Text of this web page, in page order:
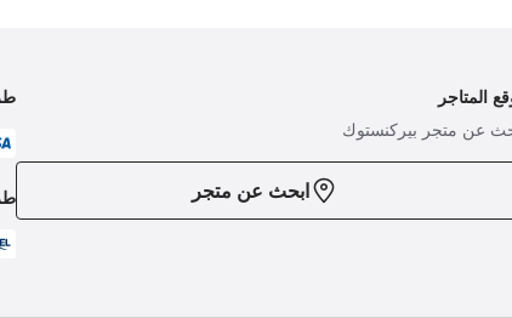
المتاجر
عن متجر بيركنستوك
ابحث عن متجر